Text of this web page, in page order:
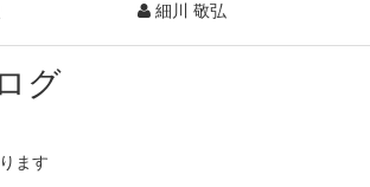
細川 敬弘
グ
ます